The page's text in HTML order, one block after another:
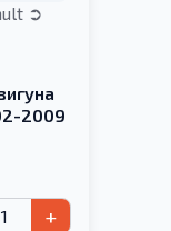
2009
+